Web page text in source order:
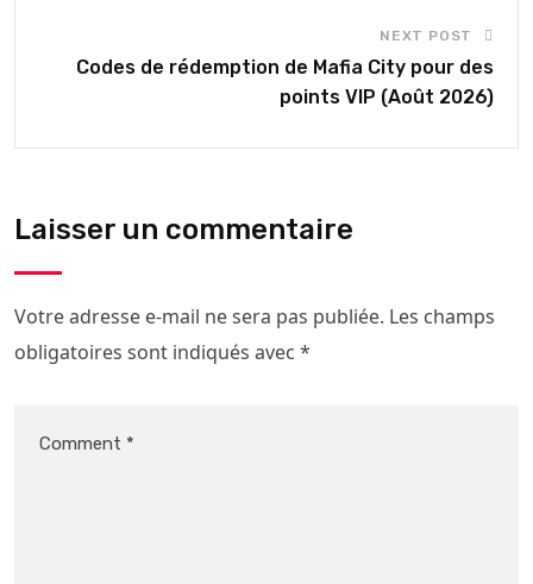
NEXT POST
Codes de rédemption de Mafia City pour des
points VIP (Août 2026)
Laisser un commentaire
Votre adresse e-mail ne sera pas publiée. Les champs
obligatoires sont indiqués avec *